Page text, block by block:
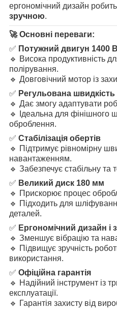
ергономічний дизайн
зручною.
🚀 Основні переваги:
✅ Потужний двигун 1400
🔹 Висока продуктивність
полірування.
🔹 Довговічний мотор із
✅ Регульована
🔹 Дає змогу адаптувати
🔹 Ідеальна для фінішного
оброблення.
✅ Стабілізація обертів
🔹 Підтримує рівномірну
навантаженням.
🔹 Забезпечує стабільну та
✅ Великий диск 180 мм
🔹 Прискорює процес
🔹 Підходить для
деталей.
✅ Ергономічний дизайн і
🔹 Зменшує вібрацію та
🔹 Підвищує зручність
використання.
✅ Офіційна гарантія
🔹 Надійний інструмент із
експлуатації.
🔹 Гарантія захисту від